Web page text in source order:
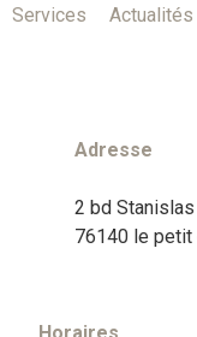
Services Actualités
Adresse
2 bd Stanislas
76140 le